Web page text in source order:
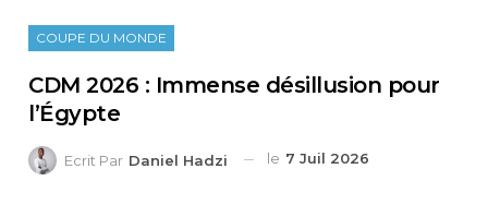
COUPE DU MONDE
CDM 2026 : Immense désillusion pour
l’Égypte
Ecrit Par Daniel Hadzi le 7 Juil 2026